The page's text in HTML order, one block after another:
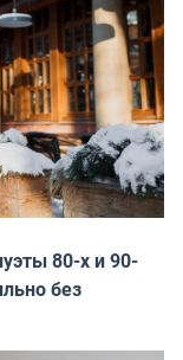
80-х и 90-
без